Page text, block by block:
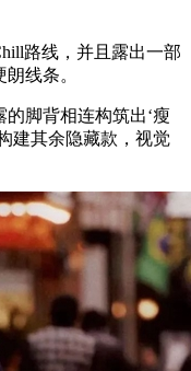
路线，并且露出一部
线条。
脚背相连构筑出‘瘦
建其余隐藏款，视觉